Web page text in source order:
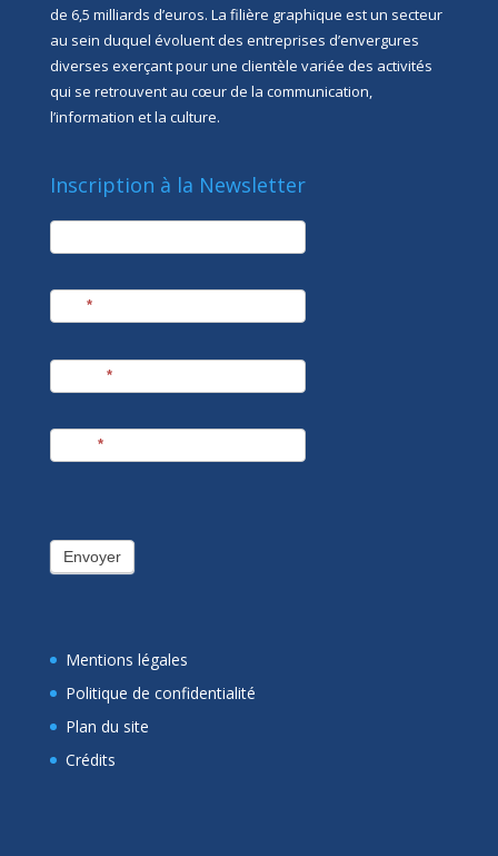
de 6,5 milliards d’euros. La filière graphique est un secteur
au sein duquel évoluent des entreprises d’envergures
diverses exerçant pour une clientèle variée des activités
qui se retrouvent au cœur de la communication,
l’information et la culture.
Inscription à la Newsletter
newsletter
*
*
*
Envoyer
Mentions légales
Politique de confidentialité
Plan du site
Crédits